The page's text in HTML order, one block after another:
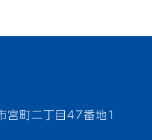
町二丁目47番地1